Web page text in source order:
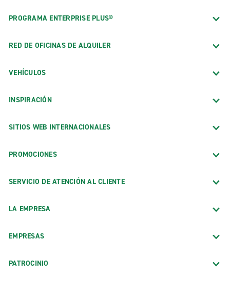
PROGRAMA ENTERPRISE PLUS®
RED DE OFICINAS DE ALQUILER
VEHÍCULOS
INSPIRACIÓN
SITIOS WEB INTERNACIONALES
PROMOCIONES
SERVICIO DE ATENCIÓN AL CLIENTE
LA EMPRESA
EMPRESAS
PATROCINIO